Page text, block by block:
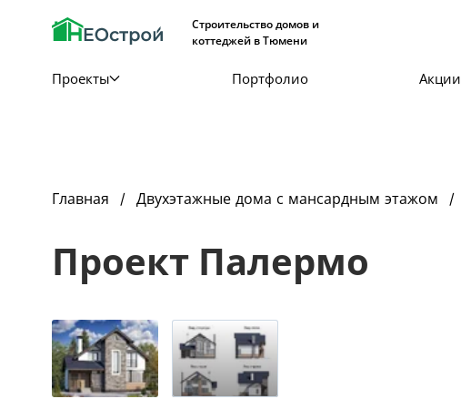
Строительство домов и
коттеджей в Тюмени
Проекты Портфолио Акции
Главная Двухэтажные дома с мансардным этажом
Проект Палермо